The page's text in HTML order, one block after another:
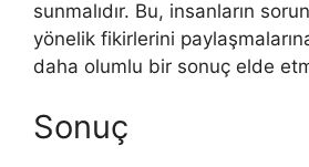
sunmalıdır. Bu, insanların
yönelik fikirlerini
daha olumlu bir sonuç elde
Sonuç